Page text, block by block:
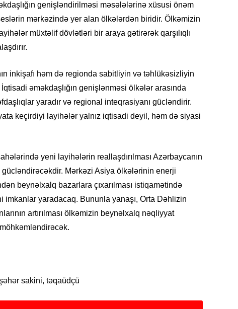
genişləndirilməsi məsələlərinə xüsusi önəm
mərkəzində yer alan ölkələrdən biridir. Ölkəmizin
müxtəlif dövlətləri bir araya gətirərək qarşılıqlı
inkişafı həm də regionda sabitliyin və təhlükəsizliyin
əməkdaşlığın genişlənməsi ölkələr arasında
yaradır və regional inteqrasiyanı gücləndirir.
keçirdiyi layihələr yalnız iqtisadi deyil, həm də siyasi
yeni layihələrin reallaşdırılması Azərbaycanın
Mərkəzi Asiya ölkələrinin enerji
beynəlxalq bazarlara çıxarılması istiqamətində
imkanlar yaradacaq. Bununla yanaşı, Orta Dəhlizin
artırılması ölkəmizin beynəlxalq nəqliyyat
sakini, təqaüdçü